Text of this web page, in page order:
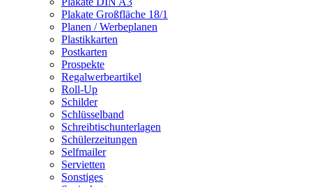
Plakate Großfläche 18/1
Planen / Werbeplanen
Plastikkarten
Postkarten
Prospekte
Regalwerbeartikel
Roll-Up
Schilder
Schlüsselband
Schreibtischunterlagen
Schülerzeitungen
Selfmailer
Servietten
Sonstiges